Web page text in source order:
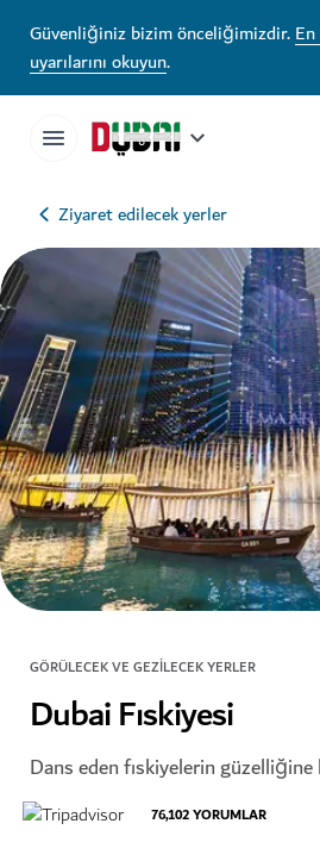
Güvenliğiniz bizim önceliğimizdir.
uyarılarını okuyun.
Ziyaret edilecek yerler
GÖRÜLECEK VE GEZILECEK YERLER
Dubai Fıskiyesi
Dans eden fıskiyelerin güzelliğine
76,102YORUMLAR